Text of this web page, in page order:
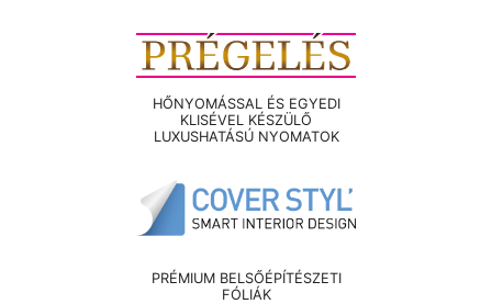
HŐNYOMÁSSAL ÉS EGYEDI
KLISÉVEL KÉSZÜLŐ
LUXUSHATÁSÚ NYOMATOK
PRÉMIUM BELSŐÉPÍTÉSZETI
FÓLIÁK